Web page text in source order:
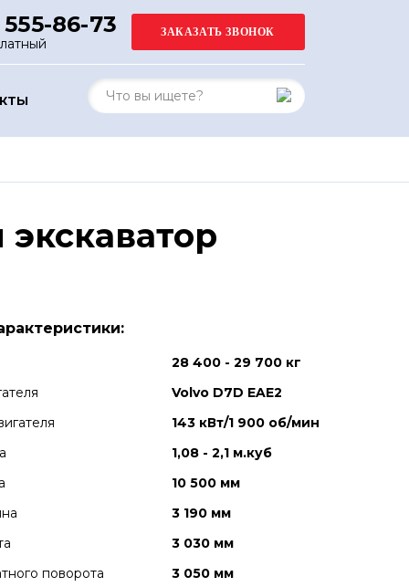
86-73
28 400 - 29 700 кг
Volvo D7D EAE2
143 кВт/1 900 об/мин
1,08 - 2,1 м.куб
10 500 мм
3 190 мм
3 030 мм
поворота
3 050 мм